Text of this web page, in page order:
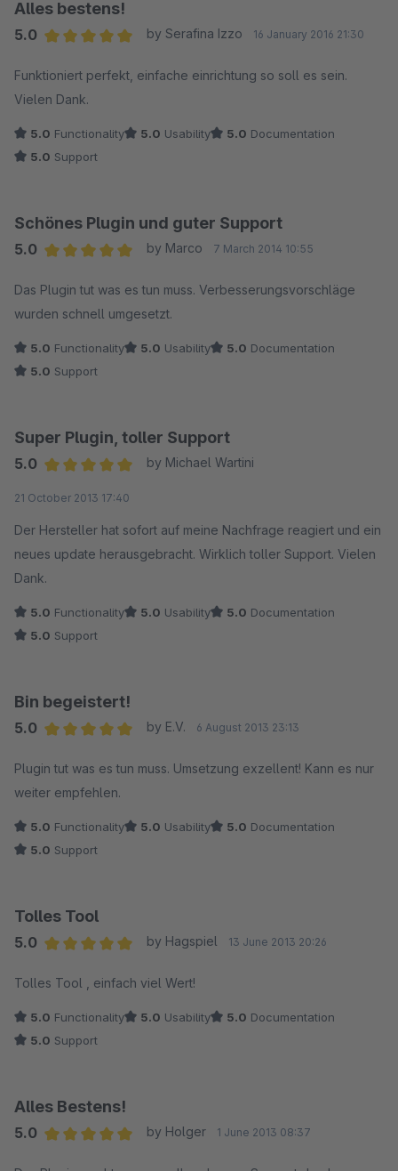
Alles bestens!
5.0
by Serafina Izzo 16 January 2016 21:30
Funktioniert perfekt, einfache einrichtung so soll es sein.
Vielen Dank.
5.0 Functionality 5.0 Usability 5.0 Documentation
5.0 Support
Schönes Plugin und guter Support
5.0
by Marco 7 March 2014 10:55
Das Plugin tut was es tun muss. Verbesserungsvorschläge
wurden schnell umgesetzt.
5.0 Functionality 5.0 Usability 5.0 Documentation
5.0 Support
Super Plugin, toller Support
5.0
by Michael Wartini
21 October 2013 17:40
Der Hersteller hat sofort auf meine Nachfrage reagiert und ein
neues update herausgebracht. Wirklich toller Support. Vielen
Dank.
5.0 Functionality 5.0 Usability 5.0 Documentation
5.0 Support
Bin begeistert!
5.0
by E.V. 6 August 2013 23:13
Plugin tut was es tun muss. Umsetzung exzellent! Kann es nur
weiter empfehlen.
5.0 Functionality 5.0 Usability 5.0 Documentation
5.0 Support
Tolles Tool
5.0
by Hagspiel 13 June 2013 20:26
Tolles Tool , einfach viel Wert!
5.0 Functionality 5.0 Usability 5.0 Documentation
5.0 Support
Alles Bestens!
5.0
by Holger 1 June 2013 08:37